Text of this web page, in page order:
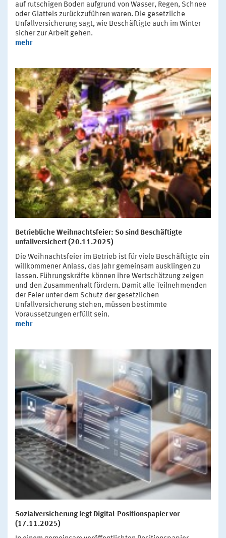
auf rutschigen Boden aufgrund von Wasser, Regen, Schnee
oder Glatteis zurückzuführen waren. Die gesetzliche
Unfallversicherung sagt, wie Beschäftigte auch im Winter
sicher zur Arbeit gehen.
mehr
Betriebliche Weihnachtsfeier: So sind Beschäftigte
unfallversichert (20.11.2025)
Die Weihnachtsfeier im Betrieb ist für viele Beschäftigte ein
willkommener Anlass, das Jahr gemeinsam ausklingen zu
lassen. Führungskräfte können ihre Wertschätzung zeigen
und den Zusammenhalt fördern. Damit alle Teilnehmenden
der Feier unter dem Schutz der gesetzlichen
Unfallversicherung stehen, müssen bestimmte
Voraussetzungen erfüllt sein.
mehr
Sozialversicherung legt Digital-Positionspapier vor
(17.11.2025)